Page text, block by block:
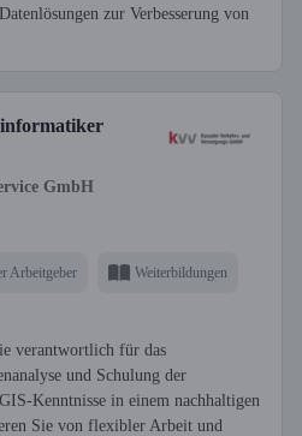
zur Verbesserung von
GmbH
Arbeitgeber Weiterbildungen
verantwortlich für das
und Schulung der
Kenntnisse in einem nachhaltigen
Sie von flexibler Arbeit und